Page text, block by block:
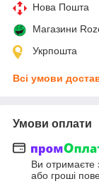
Нова Пошта
Магазини
Укрпошта
Всі умови
Умови оплати
Ви отримаєте
або гроші